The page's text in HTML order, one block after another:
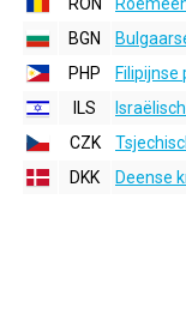
BGN
PHP
Filipijnse
ILS
CZK
DKK
Deense